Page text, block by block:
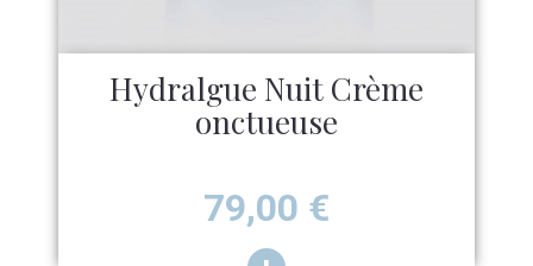
Hydralgue Nuit Crème
onctueuse
Prix
79,00 €